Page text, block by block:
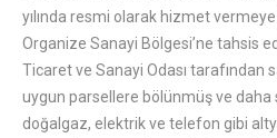
yılında resmi olarak hizmet vermeye
Organize Sanayi Bölgesi’ne tahsis
Ticaret ve Sanayi Odası tarafından
uygun parsellere bölünmüş ve daha
doğalgaz, elektrik ve telefon gibi